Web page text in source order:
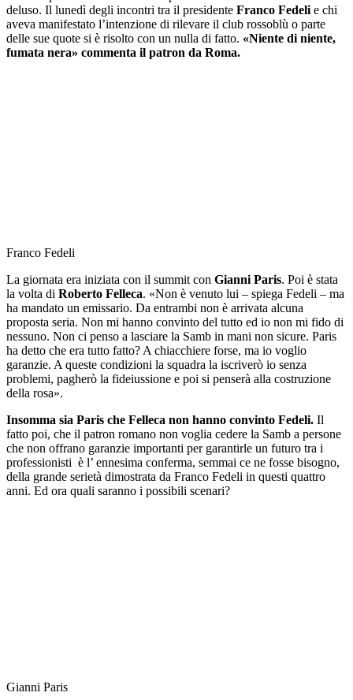
deluso. Il lunedì degli incontri tra il presidente Franco Fedeli e chi
aveva manifestato l’intenzione di rilevare il club rossoblù o parte
delle sue quote si è risolto con un nulla di fatto. «Niente di niente,
fumata nera» commenta il patron da Roma.
Franco Fedeli
La giornata era iniziata con il summit con Gianni Paris. Poi è stata
la volta di Roberto Felleca. «Non è venuto lui – spiega Fedeli – ma
ha mandato un emissario. Da entrambi non è arrivata alcuna
proposta seria. Non mi hanno convinto del tutto ed io non mi fido di
nessuno. Non ci penso a lasciare la Samb in mani non sicure. Paris
ha detto che era tutto fatto? A chiacchiere forse, ma io voglio
garanzie. A queste condizioni la squadra la iscriverò io senza
problemi, pagherò la fideiussione e poi si penserà alla costruzione
della rosa».
Insomma sia Paris che Felleca non hanno convinto Fedeli. Il
fatto poi, che il patron romano non voglia cedere la Samb a persone
che non offrano garanzie importanti per garantirle un futuro tra i
professionisti è l’ ennesima conferma, semmai ce ne fosse bisogno,
della grande serietà dimostrata da Franco Fedeli in questi quattro
anni. Ed ora quali saranno i possibili scenari?
Gianni Paris